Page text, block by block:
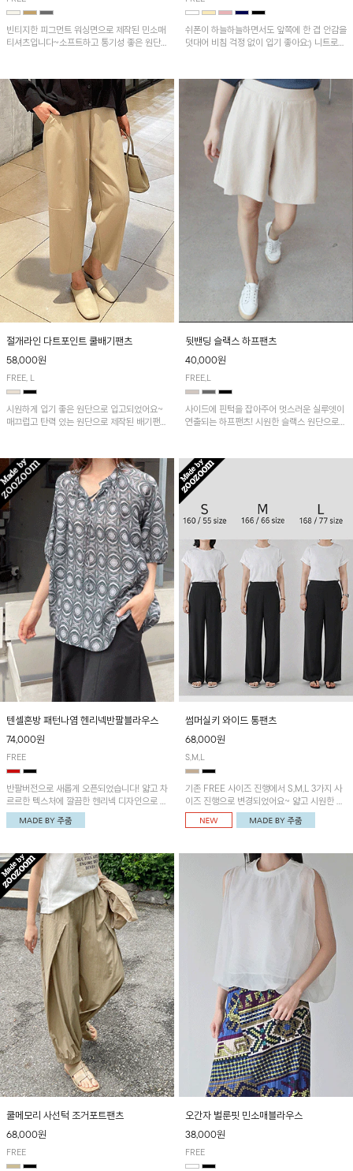
빈티지한 피그먼트 워싱면으로 제작된 민소매
티셔츠입니다~소프트하고 통기성 좋은 원단
쉬폰이 하늘하늘하면서도 앞쪽에 한 겹 안감을
덧대어 비침 걱정 없이 입기 좋아요:) 니트로
절개라인 다트포인트 쿨배기팬츠
58,000원
FREE, L
시원하게 입기 좋은 원단으로 입고되었어요~
매끄럽고 탄력 있는 원단으로 제작된 배기팬츠
뒷밴딩 슬랙스 하프팬츠
40,000원
FREE,L
사이드에 핀턱을 잡아주어 멋스러운 실루엣이
연출되는 하프팬츠! 시원한 슬랙스 원단으로
텐셀혼방 패턴나염 헨리넥반팔블라우스
74,000원
FREE
반팔버전으로 새롭게 오픈되었습니다! 얇고 차
르르한 텍스처에 깔끔한 헨리넥 디자인으로 제
작된 블라우스예요~볼륨감있는 소매 셔링과
세련된 나염패턴으로 유니크한 매력 UP!
썸머실키 와이드 통팬츠
68,000원
S,M,L
기존 FREE 사이즈 진행에서 S,M,L 3가지 사
이즈 진행으로 변경되었어요~ 얇고 시원한 원
단으로 제작된 와이드팬츠! 베이직한 디자인으
로 코디 활용도가 높은 아이템이에요~
쿨메모리 사선턱 조거포트팬츠
68,000원
FREE
오간자 벌룬핏 민소매블라우스
38,000원
FREE